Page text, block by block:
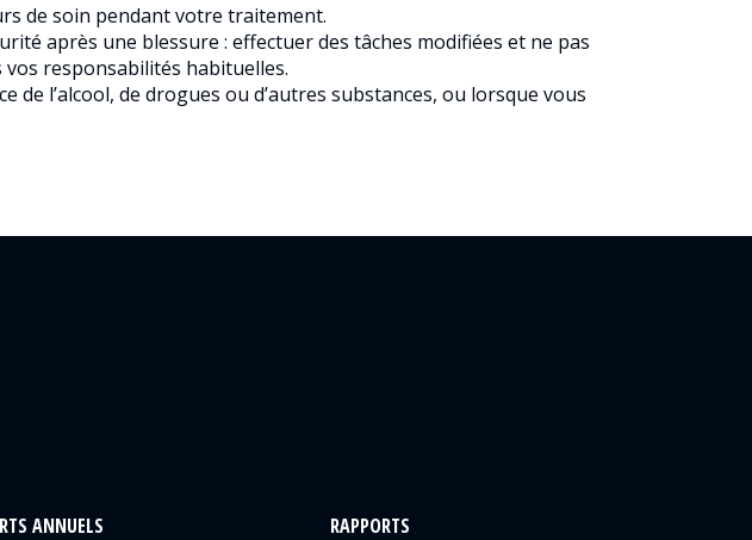
de soin pendant votre traitement.
après une blessure : effectuer des tâches modifiées et ne pas
responsabilités habituelles.
de l’alcool, de drogues ou d’autres substances, ou lorsque vous
ANNUELS RAPPORTS